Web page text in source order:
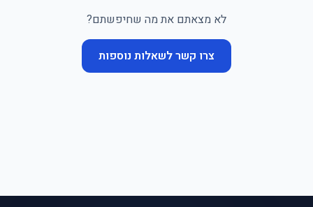
לא מצאתם את מה שחיפשתם?
צרו קשר לשאלות נוספות